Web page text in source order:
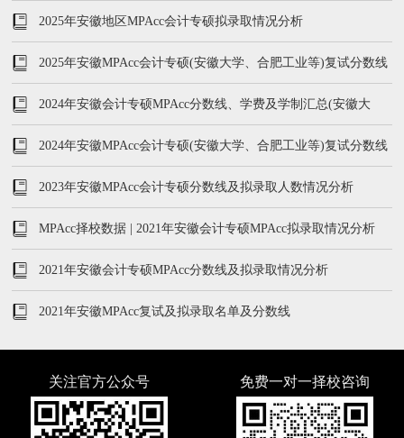
及学费学制汇总
2025年安徽地区MPAcc会计专硕拟录取情况分析
2025年安徽MPAcc会计专硕(安徽大学、合肥工业等)复试分数线
及学费学制汇总
2024年安徽会计专硕MPAcc分数线、学费及学制汇总(安徽大
学、安徽财经大学)
2024年安徽MPAcc会计专硕(安徽大学、合肥工业等)复试分数线
及学费学制汇总
2023年安徽MPAcc会计专硕分数线及拟录取人数情况分析
MPAcc择校数据 | 2021年安徽会计专硕MPAcc拟录取情况分析
2021年安徽会计专硕MPAcc分数线及拟录取情况分析
2021年安徽MPAcc复试及拟录取名单及分数线
关注官方公众号 免费一对一择校咨询